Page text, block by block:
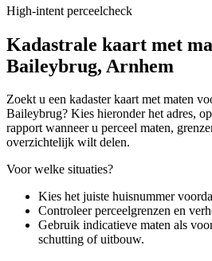
High-intent perceelcheck
Kadastrale kaart met
Baileybrug, Arnhem
Zoekt u een kadaster kaart met maten
Baileybrug? Kies hieronder het adres,
rapport wanneer u perceel maten,
overzichtelijk wilt delen.
Voor welke situaties?
Kies het juiste huisnummer
Controleer perceelgrenzen en
Gebruik indicatieve maten als
schutting of uitbouw.